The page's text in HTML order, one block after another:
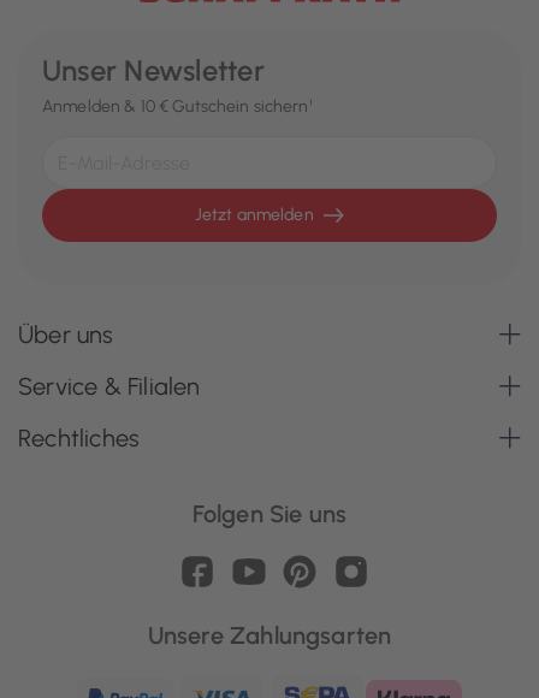
Unser Newsletter
Anmelden & 10 € Gutschein sichern¹
Jetzt anmelden
Über uns
Service & Filialen
Rechtliches
Folgen Sie uns
Unsere Zahlungsarten